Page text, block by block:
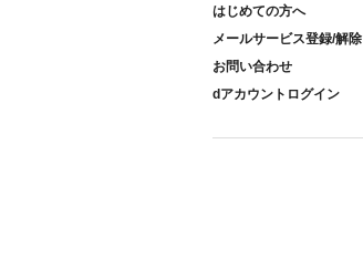
はじめての方へ
メールサービス登録/解除
お問い合わせ
dアカウントログイン